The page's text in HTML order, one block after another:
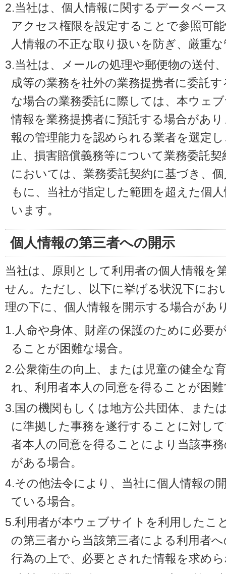
2.当社は、個人情報に関するデータベー
アクセス権限を設定することで参照可
人情報の不正な取り扱いを防ぎ、厳重
3.当社は、メールの処理や郵便物の送付
成等の業務を社外の業務提携者に委託
な場合の業務委託に際しては、本ウェ
情報を業務提携者に預託する場合があ
報の管理能力を認められる業者を選定
止、損害賠償義務等について業務委託
においては、業務委託契約に基づき、
もに、当社が指定した範囲を超えた個
います。
個人情報の第三者への開示
当社は、原則として利用者の個人情報を
せん。ただし、以下に挙げる状況下にお
理の下に、個人情報を開示する場合があ
1.人命や身体、財産の保護のために必要
ることが困難な場合。
2.公衆衛生の向上、または児童の健全な
れ、利用者本人の同意を得ることが困
3.国の機関もしくは地方公共団体、また
に準拠した事務を遂行することに対し
者本人の同意を得ることにより当該事
がある場合。
4.その他法令により、当社に個人情報の
ている場合。
5.利用者が本ウェブサイトを利用したこ
の第三者から当該第三者による利用者
行為の上で、必要とされた情報を求め